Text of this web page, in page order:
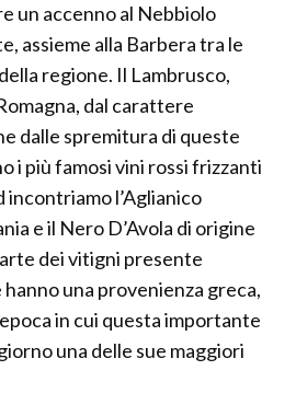
un accenno al Nebbiolo
assieme alla Barbera tra le
regione. Il Lambrusco,
dal carattere
dalle spremitura di queste
i più famosi vini rossi frizzanti
incontriamo l’Aglianico
e il Nero D’Avola di origine
dei vitigni presente
una provenienza greca,
in cui questa importante
una delle sue maggiori